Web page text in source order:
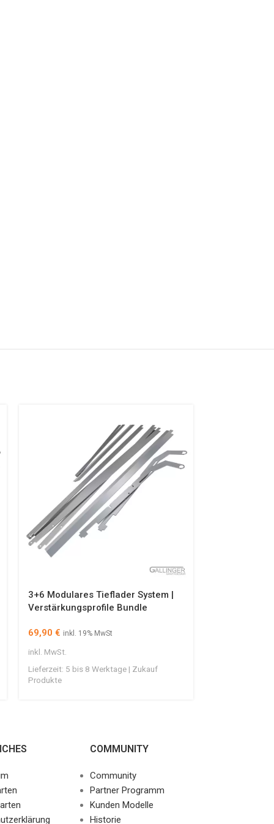
3+6 Modulares Tieflader System |
Verstärkungsprofile Bundle
69,90 € inkl. 19% MwSt
inkl. MwSt.
Lieferzeit: 5 bis 8 Werktage | Zukauf
Produkte
COMMUNITY
Community
Partner Programm
Kunden Modelle
Historie